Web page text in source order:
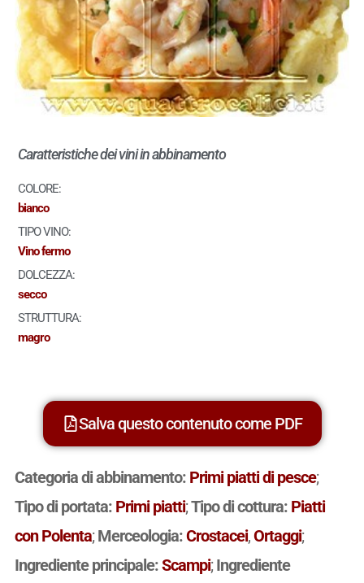
Caratteristiche dei vini in abbinamento
COLORE:
bianco
TIPO VINO:
Vino fermo
DOLCEZZA:
secco
STRUTTURA:
magro
Salva questo contenuto come PDF
Categoria di abbinamento: Primi piatti di pesce;
Tipo di portata: Primi piatti;Tipo di cottura: Piatti
con Polenta;Merceologia:Crostacei,Ortaggi;
Ingrediente principale:Scampi;Ingrediente